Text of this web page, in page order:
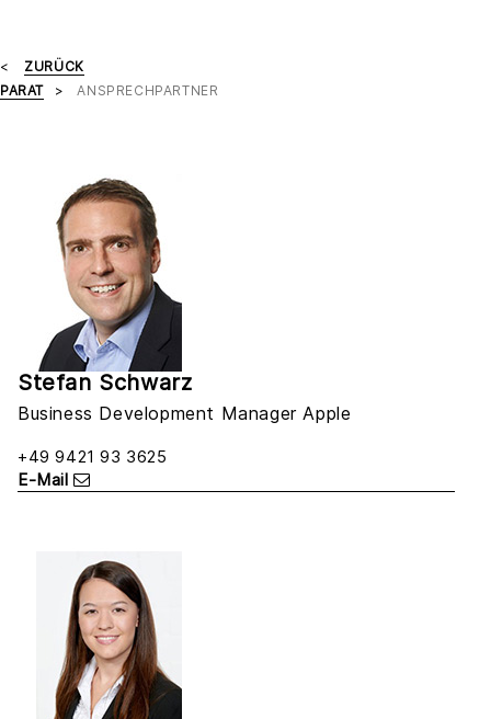
ZURÜCK
PARAT
ANSPRECHPARTNER
Stefan Schwarz
Business Development Manager Apple
+49 9421 93 3625
E-Mail